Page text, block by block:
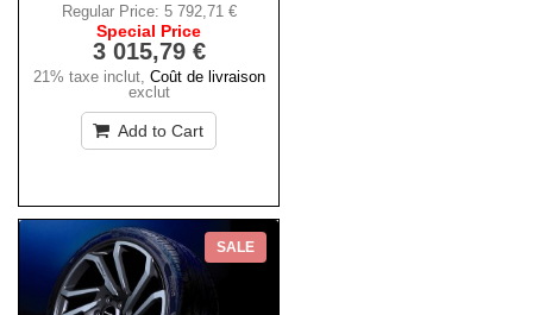
Regular Price: 5 792,71 €
Special Price
3 015,79 €
21% taxe inclut, Coût de livraison
exclut
Add to Cart
SALE